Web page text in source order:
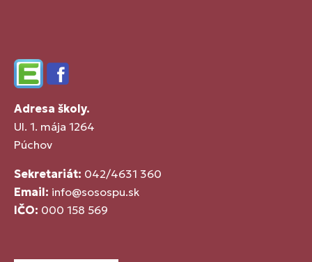
EdupageFacebook
Adresa školy.
Ul. 1. mája 1264
Púchov
Sekretariát: 042/4631 360
Email: info@sosospu.sk
IČO: 000 158 569